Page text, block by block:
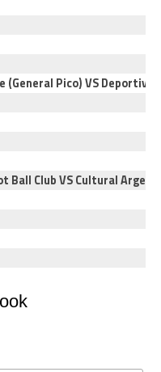
(General Pico) VS Deportivo
Ball Club VS Cultural